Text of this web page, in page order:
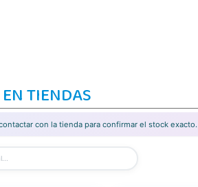
TIENDAS
con la tienda para confirmar el stock exacto.